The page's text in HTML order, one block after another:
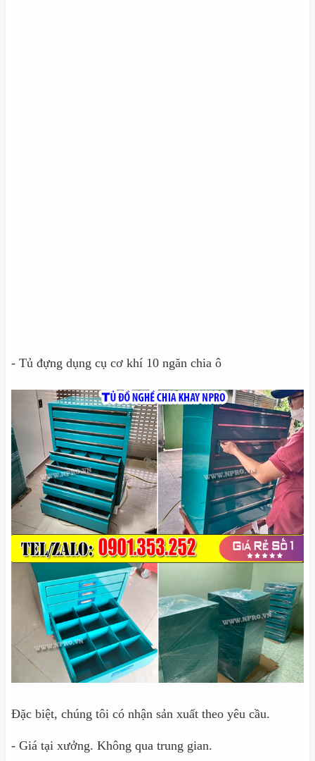
- Tủ đựng dụng cụ cơ khí 10 ngăn chia ô
Đặc biệt, chúng tôi có nhận sản xuất theo yêu cầu.
- Giá tại xưởng. Không qua trung gian.